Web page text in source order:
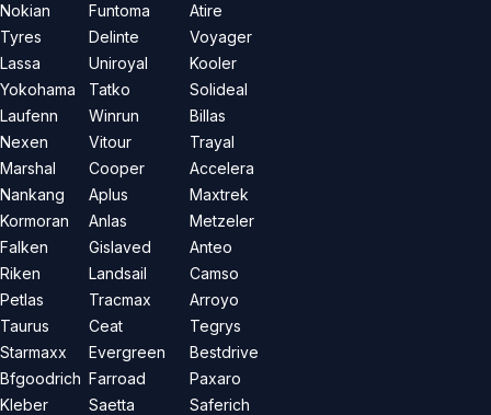
Nokian
Tyres
Lassa
Yokohama
Laufenn
Nexen
Marshal
Nankang
Kormoran
Falken
Riken
Petlas
Taurus
Starmaxx
Bfgoodrich
Kleber
Funtoma
Delinte
Uniroyal
Tatko
Winrun
Vitour
Cooper
Aplus
Anlas
Gislaved
Landsail
Tracmax
Ceat
Evergreen
Farroad
Saetta
Atire
Voyager
Kooler
Solideal
Billas
Trayal
Accelera
Maxtrek
Metzeler
Anteo
Camso
Arroyo
Tegrys
Bestdrive
Paxaro
Saferich